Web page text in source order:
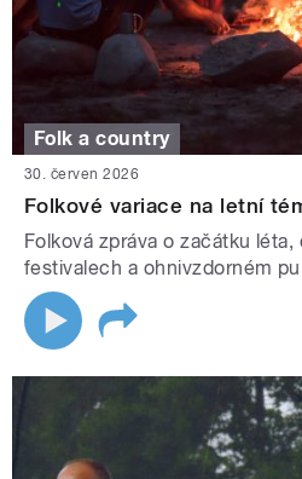
Folk a country
30. červen 2026
Folkové variace na letní
Folková zpráva o začátku
festivalech a ohnivzdorném